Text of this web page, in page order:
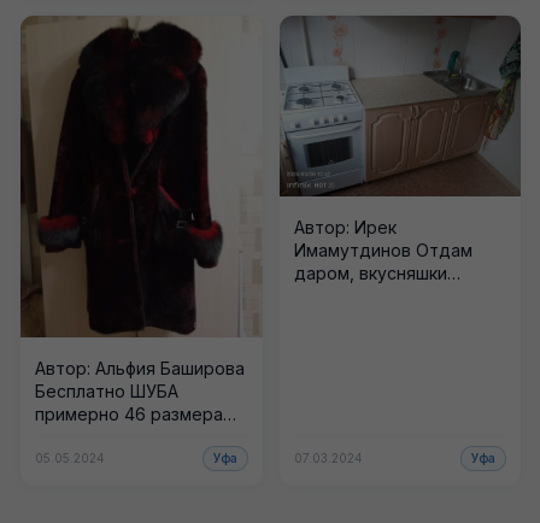
Автор: Альфия Баширова
Бесплатно ШУБА
примерно 46 размера
вещей даром в...
05.05.2024 Уфа
Автор: Ирек
Имамутдинов Отдам
даром, вкусняшки
07.03.2024 Уфа